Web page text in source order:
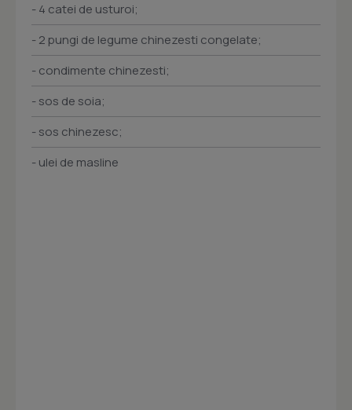
- 4 catei de usturoi;
- 2 pungi de legume chinezesti congelate;
- condimente chinezesti;
- sos de soia;
- sos chinezesc;
- ulei de masline